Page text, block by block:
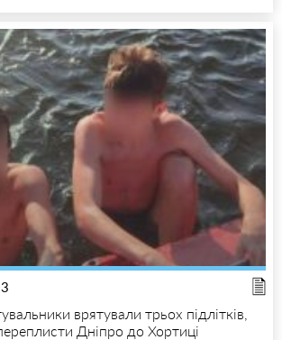
врятували трьох підлітків,
Дніпро до Хортиці